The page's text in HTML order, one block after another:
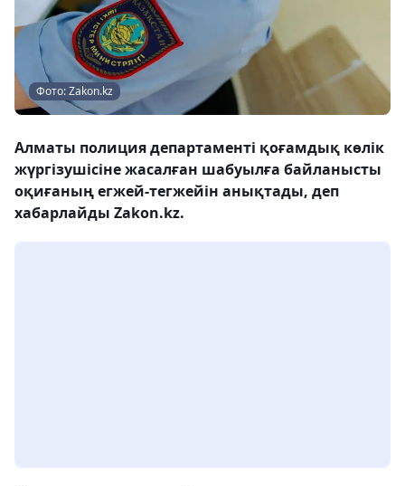
Фото: Zakon.kz
Алматы полиция департаменті қоғамдық көлік
жүргізушісіне жасалған шабуылға байланысты
оқиғаның егжей-тегжейін анықтады, деп
хабарлайды Zakon.kz.